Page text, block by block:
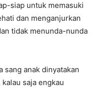
siap untuk memasuki
dan menganjurkan
tidak menunda-nunda
sang anak dinyatakan
saja engkau